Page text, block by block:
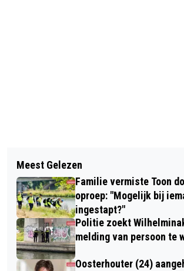
ZUSTER DOROTHEA VAN
CATHARINADAL OVERLEDEN
AANTAL DIEFSTALLEN
BROMMERS IN
GEDAALD
Meest Gelezen
Familie vermiste Toon
oproep: "Mogelijk bij
ingestapt?"
Politie zoekt
melding van persoon te
Oosterhouter (24)